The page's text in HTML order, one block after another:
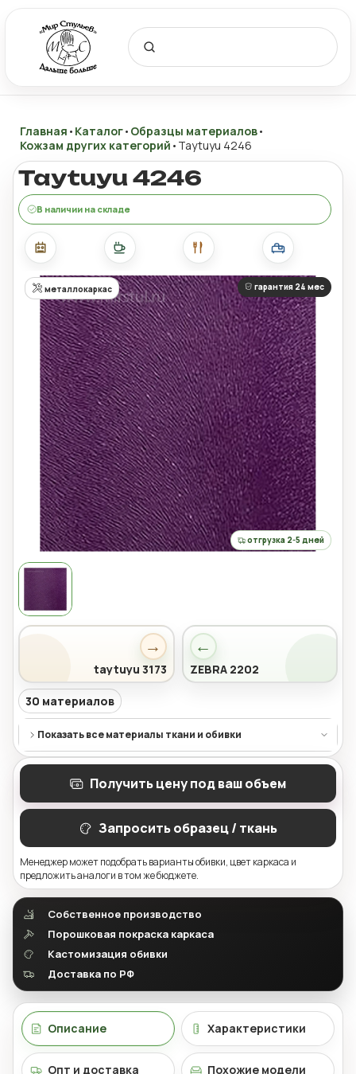
Главная • Каталог• Образцы материалов•
Кожзам других категорий • Taytuyu 4246
Taytuyu 4246
В наличии на складе
←
ZEBRA 2202
→
taytuyu 3173
металлокаркас гарантия 24 мес
отгрузка 2-5 дней
30 материалов
Показать все материалы ткани и обивки
Получить цену под ваш объем
Запросить образец / ткань
Менеджер может подобрать варианты обивки, цвет каркаса и
предложить аналоги в том же бюджете.
Собственное производство
Порошковая покраска каркаса
Кастомизация обивки
Доставка по РФ
Описание Характеристики
Опт и доставка Похожие модели